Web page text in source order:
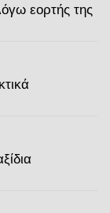
εορτής της